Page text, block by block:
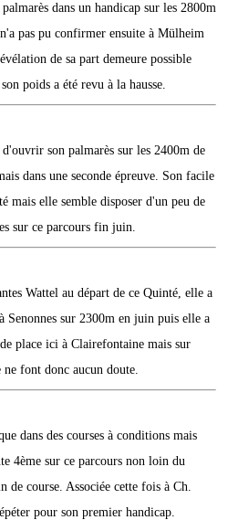
dans un handicap sur les 2800m
pas pu confirmer ensuite à Mülheim
de sa part demeure possible
poids a été revu à la hausse.
son palmarès sur les 2400m de
dans une seconde épreuve. Son facile
mais elle semble disposer d'un peu de
sur ce parcours fin juin.
Wattel au départ de ce Quinté, elle a
Senonnes sur 2300m en juin puis elle a
place ici à Clairefontaine mais sur
ne font donc aucun doute.
dans des courses à conditions mais
4ème sur ce parcours non loin du
de course. Associée cette fois à Ch.
pour son premier handicap.